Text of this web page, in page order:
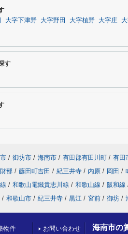
大字下津野 大字野田 大字植野 大字庄
す
/ 御坊市 / 海南市 / 有田郡有田川町 / 有田
部 / 藤田町吉田 / 紀三井寺 / 内原 / 岡田 /
/ 和歌山電鐵貴志川線 / 和歌山線 / 阪和線
/ 和歌山市 / 紀三井寺 / 黒江 / 宮前 / 御坊 /
物件 お問い合わせ 海南市の